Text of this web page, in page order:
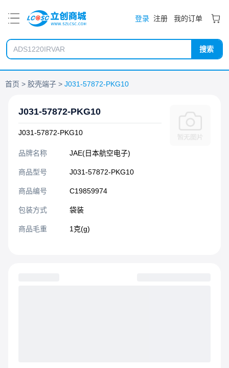
登录 注册 我的订单
搜索
首页 胶壳端子 J031-57872-PKG10
J031-57872-PKG10
J031-57872-PKG10
品牌名称 JAE(日本航空电子)
商品型号 J031-57872-PKG10
商品编号 C19859974
包装方式 袋装
商品毛重 1克(g)